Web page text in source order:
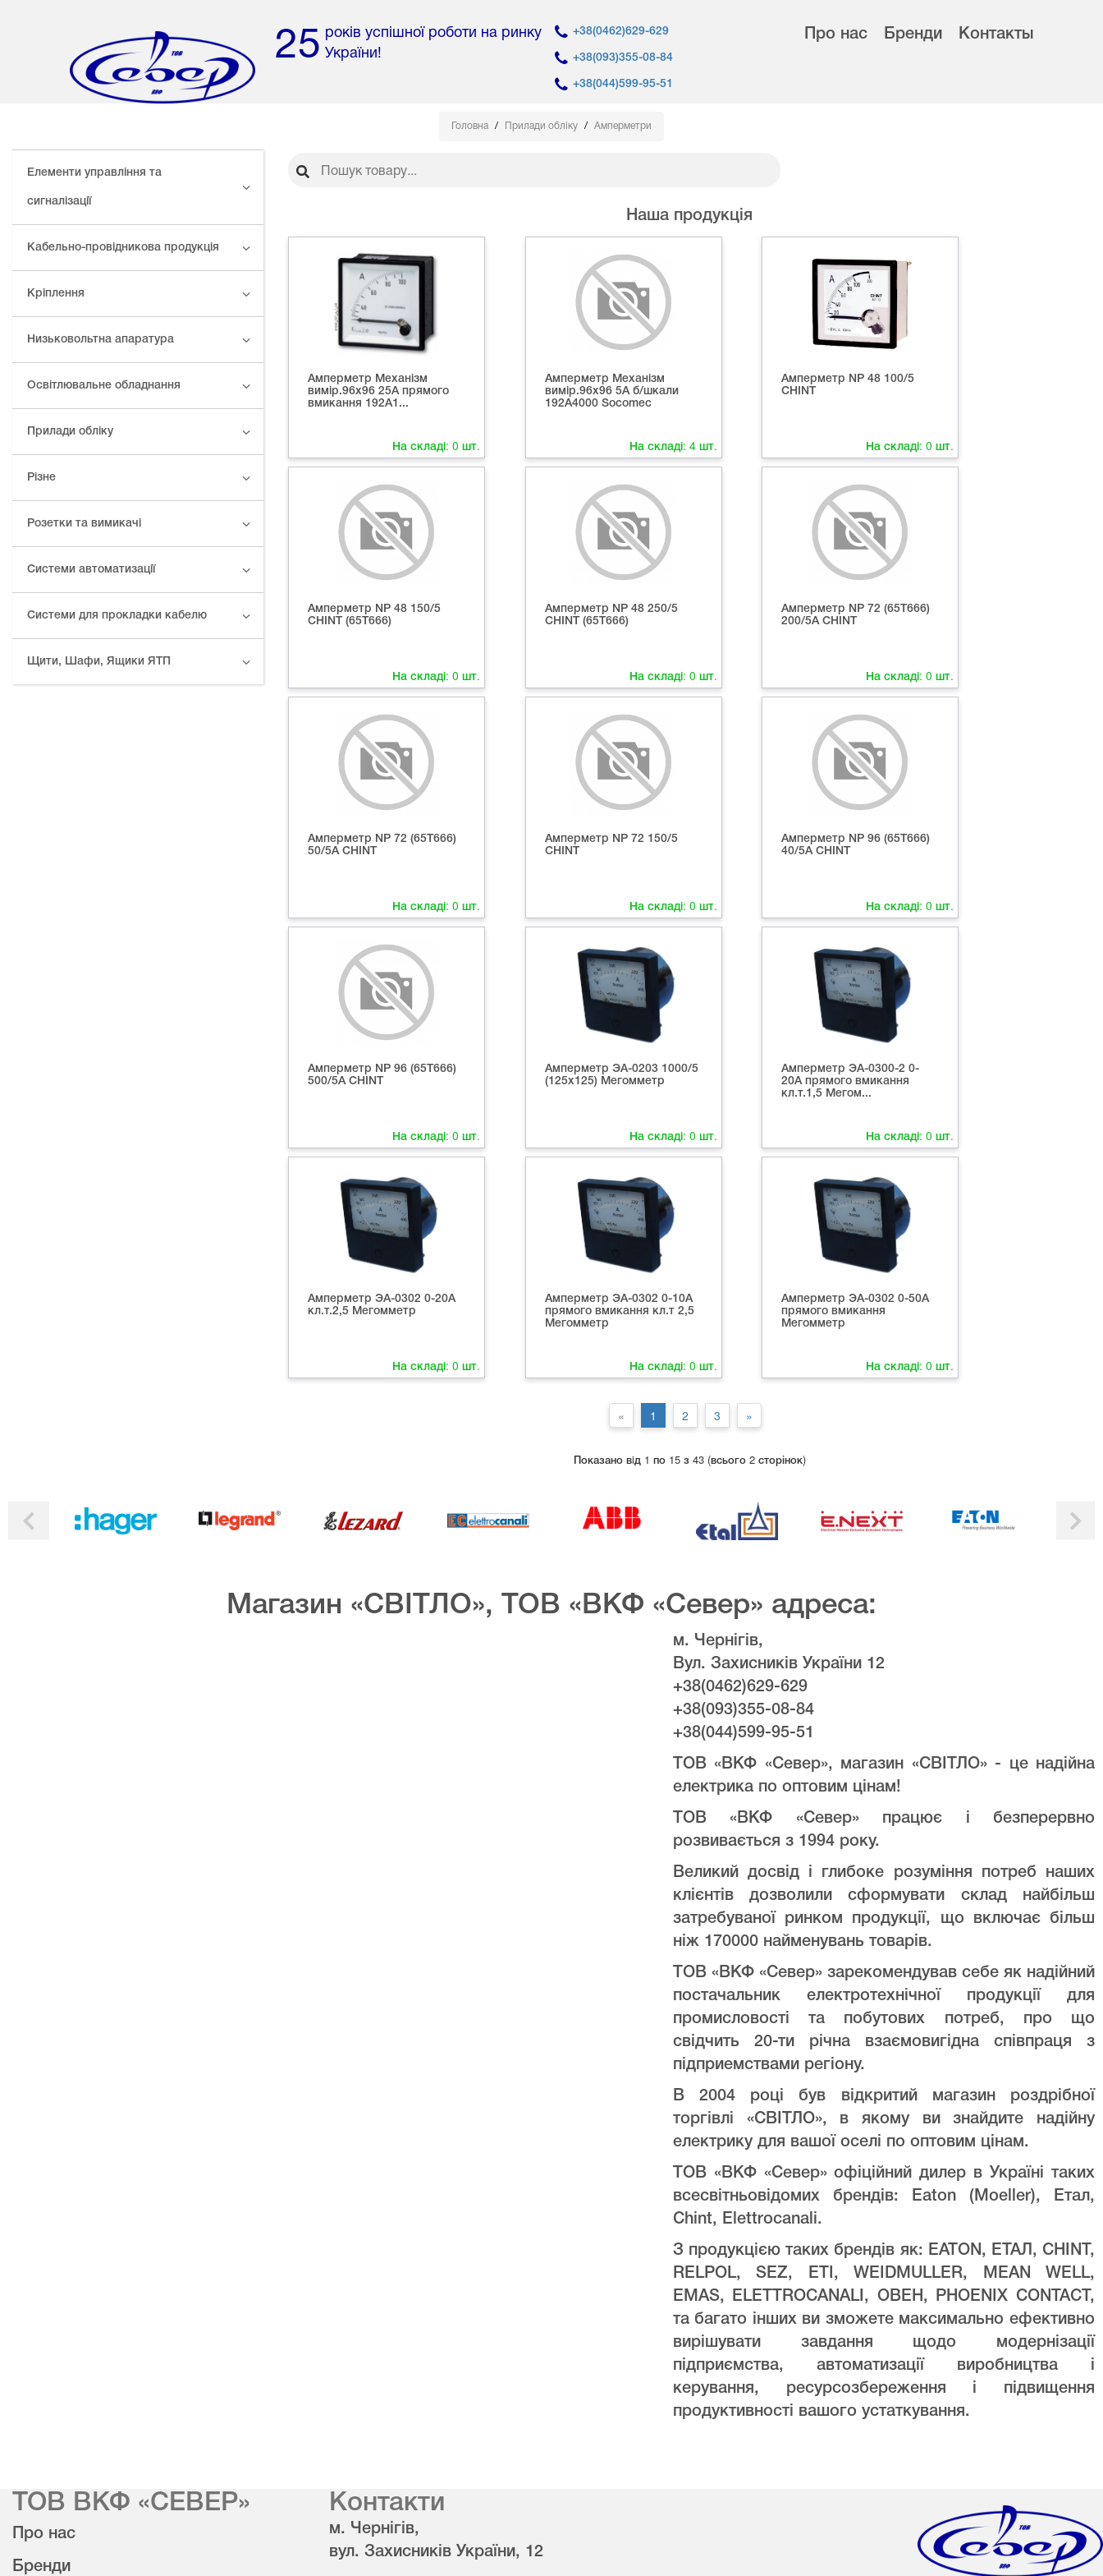
25 років успішної роботи на ринку
України!
+38(0462)629-629
+38(093)355-08-84
+38(044)599-95-51
Про нас Бренди Контакты
Елементи управління та
сигналізації
Кабельно-провідникова продукція
Кріплення
Низьковольтна апаратура
Освітлювальне обладнання
Прилади обліку
Різне
Розетки та вимикачі
Системи автоматизації
Системи для прокладки кабелю
Щити, Шафи, Ящики ЯТП
Головна Прилади обліку Амперметри
Наша продукція
Амперметр Механізм
вимір.96х96 25А прямого
вмикання 192А1...
На складі: 0 шт.
Амперметр Механізм
вимір.96х96 5А б/шкали
192А4000 Socomec
На складі: 4шт.
Амперметр NP 48 100/5
СНІNT
На складі:0 шт.
Амперметр NP 48 150/5
СНІNT (65Т666)
На складі: 0 шт.
Амперметр NP 48 250/5
СНІNT (65Т666)
На складі: 0 шт.
Амперметр NP 72 (65Т666)
200/5A СНІNT
На складі:0 шт.
Амперметр NP 72 (65Т666)
50/5A СНІNT
На складі: 0 шт.
Амперметр NP 72 150/5
СНІNT
На складі: 0 шт.
Амперметр NP 96 (65Т666)
40/5A СНІNT
На складі:0 шт.
Амперметр NP 96 (65Т666)
500/5A СНІNT
На складі: 0 шт.
Амперметр ЭА-0203 1000/5
(125х125) Мегомметр
На складі: 0 шт.
Амперметр ЭА-0300-2 0-
20А прямого вмикання
кл.т.1,5 Мегом...
На складі:0 шт.
Амперметр ЭА-0302 0-20А
кл.т.2,5 Мегомметр
На складі: 0 шт.
Амперметр ЭА-0302 0-10А
прямого вмикання кл.т 2,5
Мегомметр
На складі: 0 шт.
Амперметр ЭА-0302 0-50А
прямого вмикання
Мегомметр
На складі:0 шт.
« 1 2 3 »
Показано вiд 1 по 15 з 43 (всього 2 сторінок)
Магазин «СВІТЛО», ТОВ «ВКФ «Север» адреса:
м. Чернігів,
Вул. Захисників України 12
+38(0462)629-629
+38(093)355-08-84
+38(044)599-95-51
ТОВ «ВКФ «Север», магазин «СВІТЛО» - це надійна
електрика по оптовим цінам!
ТОВ «ВКФ «Север» працює і безперервно
розвивається з 1994 року.
Великий досвід і глибоке розуміння потреб наших
клієнтів дозволили сформувати склад найбільш
затребуваної ринком продукції, що включає більш
ніж 170000 найменувань товарів.
ТОВ «ВКФ «Север» зарекомендував себе як надійний
постачальник електротехнічної продукції для
промисловості та побутових потреб, про що
свідчить 20-ти річна взаємовигідна співпраця з
підприемствами регіону.
В 2004 році був відкритий магазин роздрібної
торгівлі «СВІТЛО», в якому ви знайдите надійну
електрику для вашої оселі по оптовим цінам.
ТОВ «ВКФ «Север» офіційний дилер в Україні таких
всесвітньовідомих брендів: Eaton (Moeller), Етал,
Chint, Elettrocanali.
З продукцією таких брендів як: EATON, ЕТАЛ, CHINT,
RELPOL, SEZ, ETI, WEIDMULLER, MEAN WELL,
EMAS, ELETTROCANALI, ОВЕН, PHOENIX CONTACT,
та багато інших ви зможете максимально ефективно
вирішувати завдання щодо модернізації
підприємства, автоматизації виробництва і
керування, ресурсозбереження і підвищення
продуктивності вашого устаткування.
ТОВ ВКФ «СЕВЕР»
Про нас
Бренди
Контакти
м. Чернігів,
вул. Захисників України, 12